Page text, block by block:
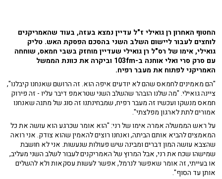
החטוף האחרון רן גואילי ז"ל עדיין נמצא בעזה, בעוד שהאמריקנים
לוחצים לעבור ליישום השלב השני בהסכם הפסקת האש. טליק
גואילי, אימו של רס"ל רן גואילי שעדיין מוחזק בשבי חמאס, שוחחה
עם סרק סרי ואלי אוחנה ב-103fm וביקרה את כוונת הממשל
האמריקני לפתוח את מעבר רפיח.
"הם מאמינים לחמאס שהם לא יודעים איפה הוא. זה הרושם שאנחנו קיבלנו",
ציינה גואילי. "מה שלנו הובהר שהשלב השני שטראמפ דיבר עליו - זה פירוק
חמאס מנשקו ועכשיו זה מעבר רפיח, שמבחינתנו זה סוג של מתנה שאנחנו
אמורים לתת לארגון מפלצתי".
על ראש הממשלה אמרה אימו של רני: "הוא אומר שכרגע הוא עושה את כל
המאמצים להביא אותם הביתה, ואנחנו רוצים להאמין שהוא צודק. אני רואה
שהצבא עושה המון דברים ומבינה שיש פעולות שנעשות. אני לא חושבת
שמישהו שכח את רני, אבל המרוץ של האמריקנים לעבור לשלב השני מעליב,
או בעייתי, זה אומר שאפשר לנרמל, אפשר לעשות עסקאות ולא להשלים
אותן עד הסוף".